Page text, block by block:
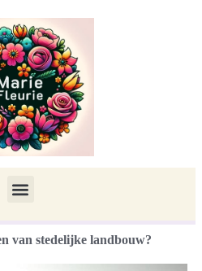
van stedelijke landbouw?